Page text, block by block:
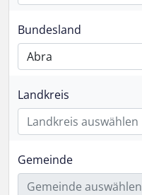
Bundesland
Abra
Landkreis
Landkreis auswählen
Gemeinde
Gemeinde auswählen